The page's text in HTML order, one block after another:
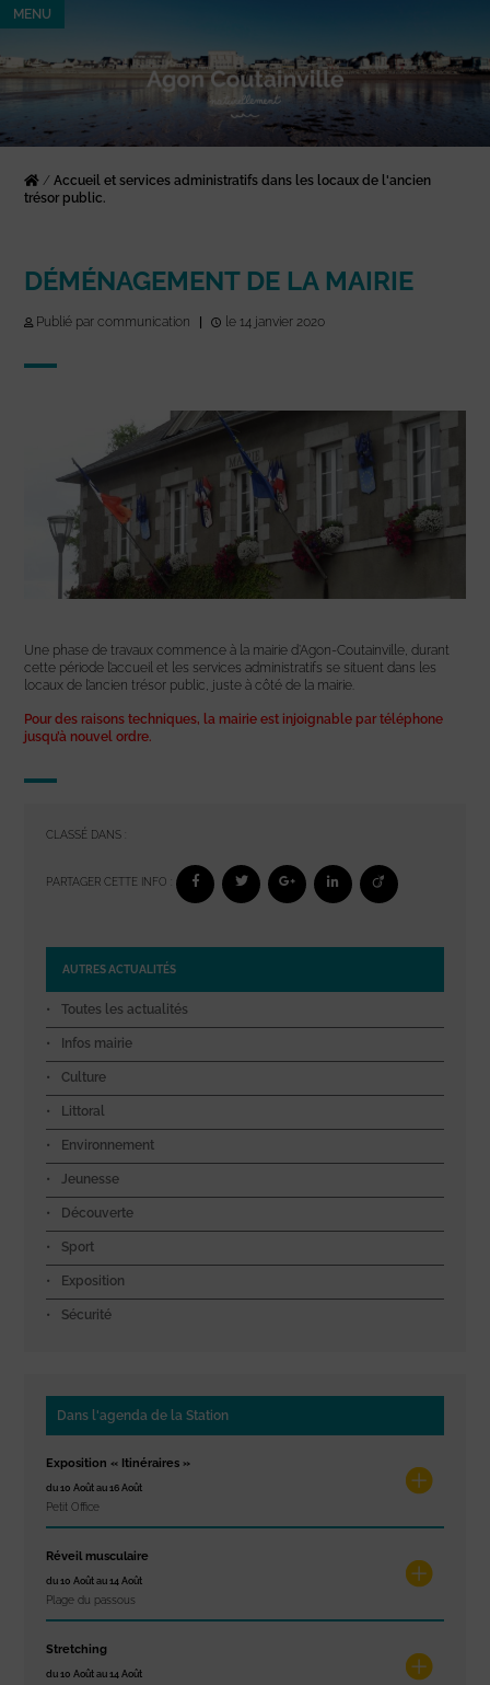
MENU
/Accueil et services administratifs dans les locaux de l'ancien
trésor public.
DÉMÉNAGEMENT DE LA MAIRIE
Publié par communication le 14 janvier 2020
Une phase de travaux commence à la mairie d’Agon-Coutainville, durant
cette période l’accueil et les services administratifs se situent dans les
locaux de l’ancien trésor public, juste à côté de la mairie.
Pour des raisons techniques, la mairie est injoignable par téléphone
jusqu’à nouvel ordre.
CLASSÉ DANS :
PARTAGER CETTE INFO :
AUTRES ACTUALITÉS
Toutes les actualités
Infos mairie
Culture
Littoral
Environnement
Jeunesse
Découverte
Sport
Exposition
Sécurité
Dans l'agenda de la Station
Exposition « Itinéraires »
du 10 Août au 16 Août
Petit Office
Réveil musculaire
du 10 Août au 14 Août
Plage du passous
Stretching
du 10 Août au 14 Août